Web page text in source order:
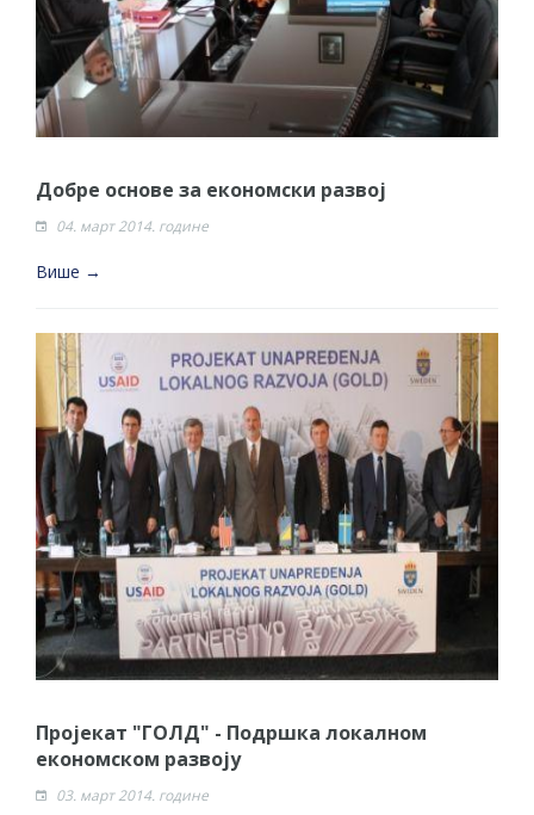
Добре основе за економски развој
04. март 2014. године
Више →
Пројекат "ГОЛД" - Подршка локалном
економском развоју
03. март 2014. године